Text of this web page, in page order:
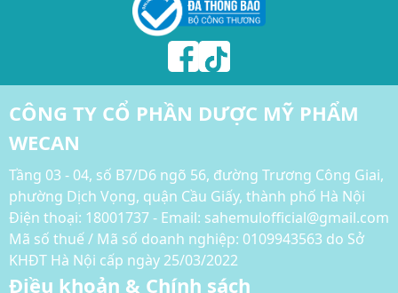
CÔNG TY CỔ PHẦN DƯỢC MỸ PHẨM
WECAN
Tầng 03 - 04, số B7/D6 ngõ 56, đường Trương Công Giai,
phường Dịch Vọng, quận Cầu Giấy, thành phố Hà Nội
Điện thoại: 18001737 - Email: sahemulofficial@gmail.com
Mã số thuế / Mã số doanh nghiệp: 0109943563 do Sở
KHĐT Hà Nội cấp ngày 25/03/2022
Điều khoản & Chính sách